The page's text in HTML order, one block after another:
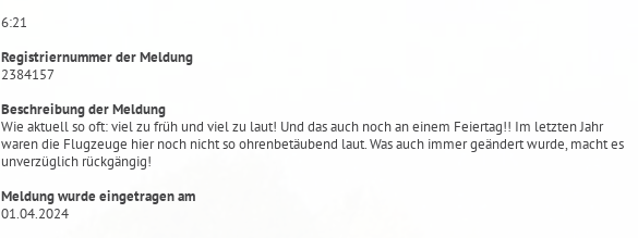
6:21
Registriernummer der Meldung
2384157
Beschreibung der Meldung
Wie aktuell so oft: viel zu früh und viel zu laut! Und das auch noch an einem Feiertag!! Im letzten Jahr
waren die Flugzeuge hier noch nicht so ohrenbetäubend laut. Was auch immer geändert wurde, macht es
unverzüglich rückgängig!
Meldung wurde eingetragen am
01.04.2024